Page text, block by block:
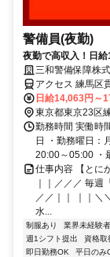
警備員(夜勤)
夜勤で高収入！日
三和警備保障株
アクセス 練馬区
談可 ■電話面接■
日給14,063円～
東京都東京23区
勤務時間 実働時
日 ・勤務曜日：
20:00～05:00 ・
仕事内容 【とに
｜｜／／／ 毎週
／／｜｜ ｜｜＼
水...
制服あり 業界未経験
週1シフト提出
資格取
即日勤務OK
平日のみ